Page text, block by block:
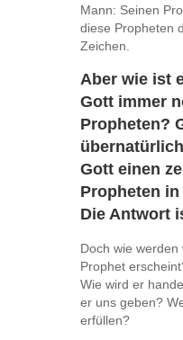
Mann: Seinen
diese Propheten
Zeichen.
Aber wie ist
Gott immer
Propheten?
Gott einen
Propheten
Die Antwort
Doch wie werden
Prophet
Wie wird er
er uns geben?
erfüllen?